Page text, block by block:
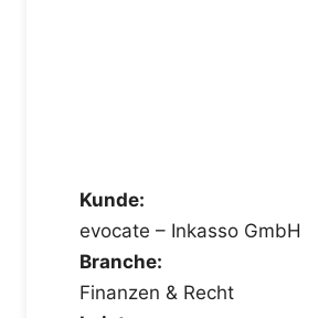
Kunde:
evocate – Inkasso GmbH
Branche:
Finanzen & Recht